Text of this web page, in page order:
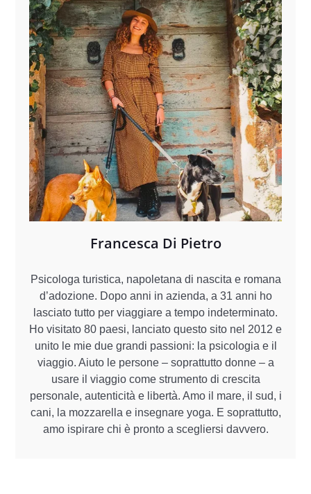
Francesca Di Pietro
Psicologa turistica, napoletana di nascita e romana
d’adozione. Dopo anni in azienda, a 31 anni ho
lasciato tutto per viaggiare a tempo indeterminato.
Ho visitato 80 paesi, lanciato questo sito nel 2012 e
unito le mie due grandi passioni: la psicologia e il
viaggio. Aiuto le persone – soprattutto donne – a
usare il viaggio come strumento di crescita
personale, autenticità e libertà. Amo il mare, il sud, i
cani, la mozzarella e insegnare yoga. E soprattutto,
amo ispirare chi è pronto a scegliersi davvero.